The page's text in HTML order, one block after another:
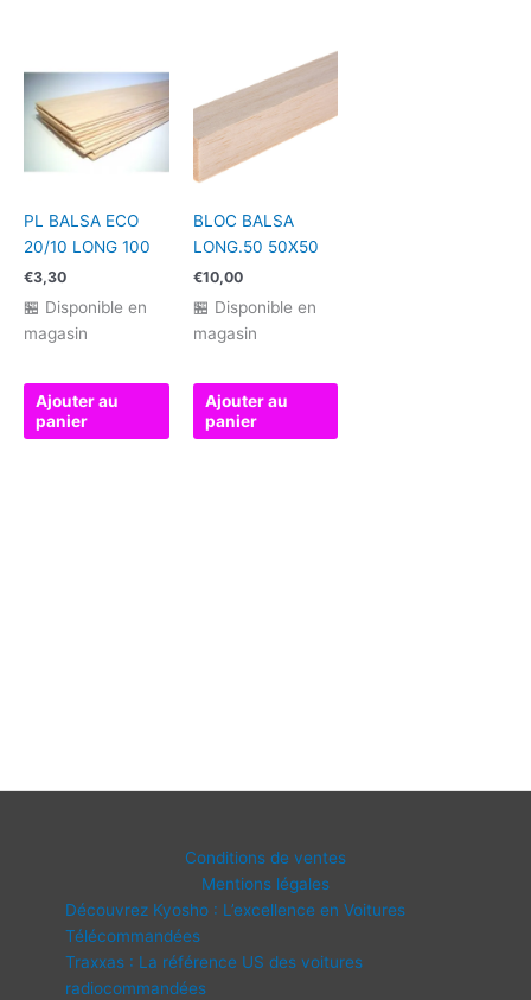
PL BALSA ECO
20/10 LONG 100
€3,30
🏪 Disponible en
magasin
Ajouter au
panier
BLOC BALSA
LONG.50 50X50
€10,00
🏪 Disponible en
magasin
Ajouter au
panier
Conditions de ventes
Mentions légales
Découvrez Kyosho : L’excellence en Voitures
Télécommandées
Traxxas : La référence US des voitures
radiocommandées